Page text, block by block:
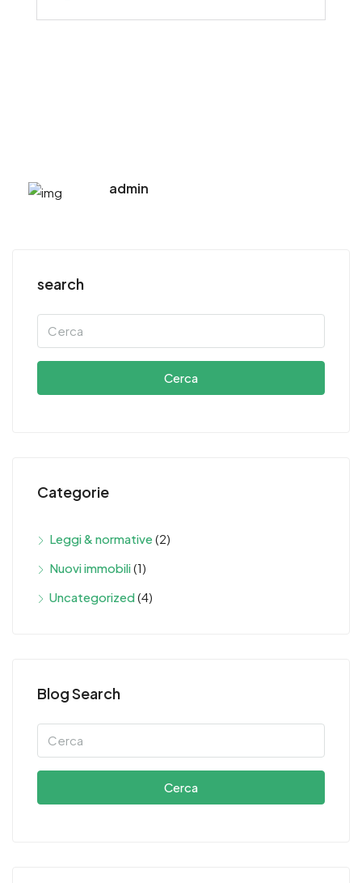
admin
search
Cerca
Categorie
Leggi & normative(2)
Nuovi immobili(1)
Uncategorized(4)
Blog Search
Cerca